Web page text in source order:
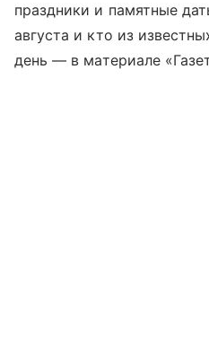
праздники и памятные
августа и кто из
день — в материале